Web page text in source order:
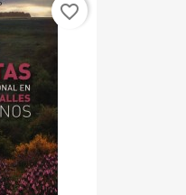
favorite_border